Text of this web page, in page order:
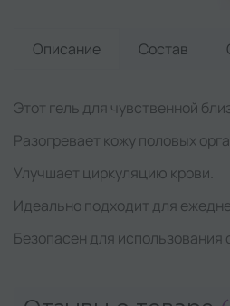
Описание Состав
Этот гель для чувственной
Разогревает кожу половых
Улучшает циркуляцию крови.
Идеально подходит для
Безопасен для